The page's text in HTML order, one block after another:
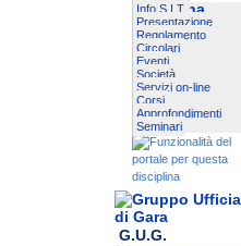
Info S.I.T.
Presentazione
Regolamento
Circolari
Eventi
Società
Servizi on-line
Corsi
Approfondimenti
Seminari
G.U.G.